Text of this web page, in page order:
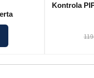
Kontrola
119